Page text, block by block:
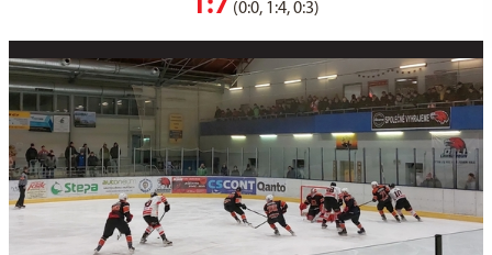
1:7 (0:0, 1:4, 0:3)